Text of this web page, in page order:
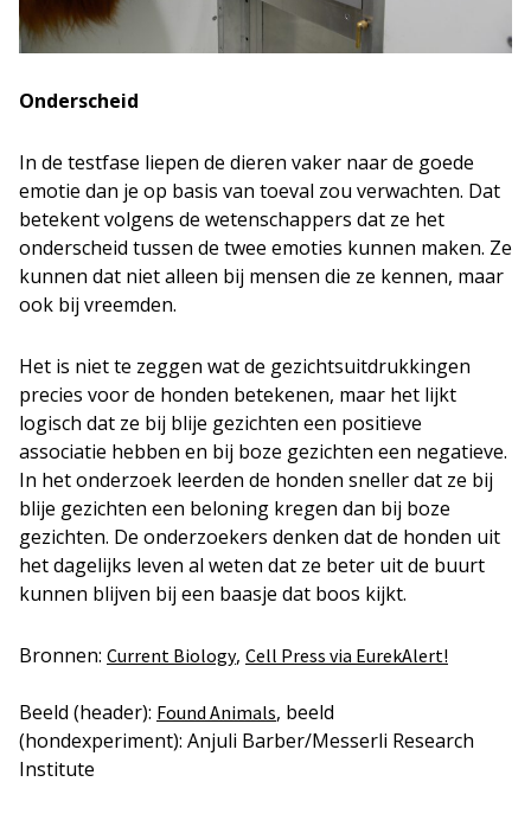
Onderscheid
In de testfase liepen de dieren vaker naar de goede
emotie dan je op basis van toeval zou verwachten. Dat
betekent volgens de wetenschappers dat ze het
onderscheid tussen de twee emoties kunnen maken. Ze
kunnen dat niet alleen bij mensen die ze kennen, maar
ook bij vreemden.
Het is niet te zeggen wat de gezichtsuitdrukkingen
precies voor de honden betekenen, maar het lijkt
logisch dat ze bij blije gezichten een positieve
associatie hebben en bij boze gezichten een negatieve.
In het onderzoek leerden de honden sneller dat ze bij
blije gezichten een beloning kregen dan bij boze
gezichten. De onderzoekers denken dat de honden uit
het dagelijks leven al weten dat ze beter uit de buurt
kunnen blijven bij een baasje dat boos kijkt.
Bronnen: Current Biology, Cell Press via EurekAlert!
Beeld (header): Found Animals, beeld
(hondexperiment): Anjuli Barber/Messerli Research
Institute